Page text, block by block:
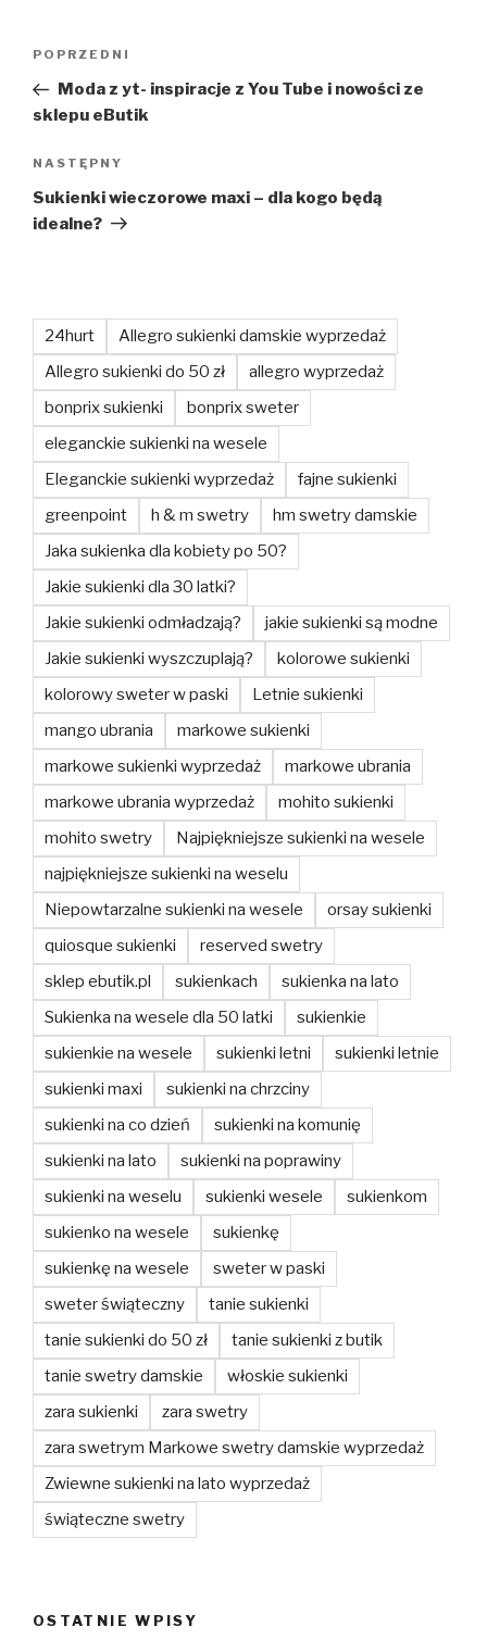
Poprzedni
wpis
POPRZEDNI
Moda z yt- inspiracje z You Tube i nowości ze
sklepu eButik
Następny
wpis
NASTĘPNY
Sukienki wieczorowe maxi – dla kogo będą
idealne?
24hurt
Allegro sukienki damskie wyprzedaż
Allegro sukienki do 50 zł
allegro wyprzedaż
bonprix sukienki
bonprix sweter
eleganckie sukienki na wesele
Eleganckie sukienki wyprzedaż
fajne sukienki
greenpoint
h & m swetry
hm swetry damskie
Jaka sukienka dla kobiety po 50?
Jakie sukienki dla 30 latki?
Jakie sukienki odmładzają?
jakie sukienki są modne
Jakie sukienki wyszczuplają?
kolorowe sukienki
kolorowy sweter w paski
Letnie sukienki
mango ubrania
markowe sukienki
markowe sukienki wyprzedaż
markowe ubrania
markowe ubrania wyprzedaż
mohito sukienki
mohito swetry
Najpiękniejsze sukienki na wesele
najpiękniejsze sukienki na weselu
Niepowtarzalne sukienki na wesele
orsay sukienki
quiosque sukienki
reserved swetry
sklep ebutik.pl
sukienkach
sukienka na lato
Sukienka na wesele dla 50 latki
sukienkie
sukienkie na wesele
sukienki letni
sukienki letnie
sukienki maxi
sukienki na chrzciny
sukienki na co dzień
sukienki na komunię
sukienki na lato
sukienki na poprawiny
sukienki na weselu
sukienki wesele
sukienkom
sukienko na wesele
sukienkę
sukienkę na wesele
sweter w paski
sweter świąteczny
tanie sukienki
tanie sukienki do 50 zł
tanie sukienki z butik
tanie swetry damskie
włoskie sukienki
zara sukienki
zara swetry
zara swetrym Markowe swetry damskie wyprzedaż
Zwiewne sukienki na lato wyprzedaż
świąteczne swetry
OSTATNIE WPISY